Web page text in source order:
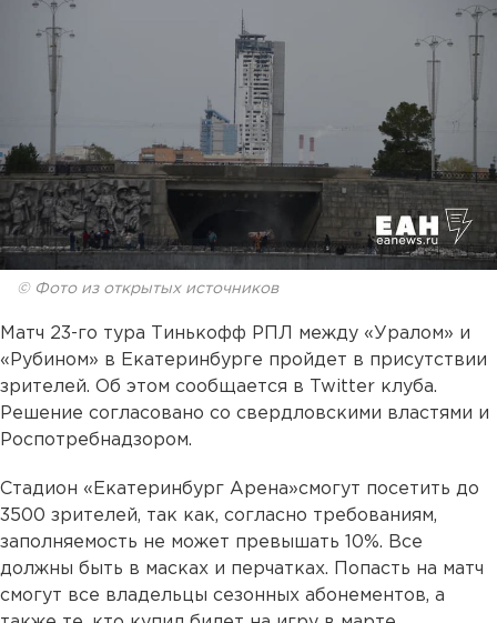
© Фото из открытых источников
Матч 23-го тура Тинькофф РПЛ между «Уралом» и
«Рубином» в Екатеринбурге пройдет в присутствии
зрителей. Об этом сообщается в Twitter клуба.
Решение согласовано со свердловскими властями и
Роспотребнадзором.
Стадион «Екатеринбург Арена»смогут посетить до
3500 зрителей, так как, согласно требованиям,
заполняемость не может превышать 10%. Все
должны быть в масках и перчатках. Попасть на матч
смогут все владельцы сезонных абонементов, а